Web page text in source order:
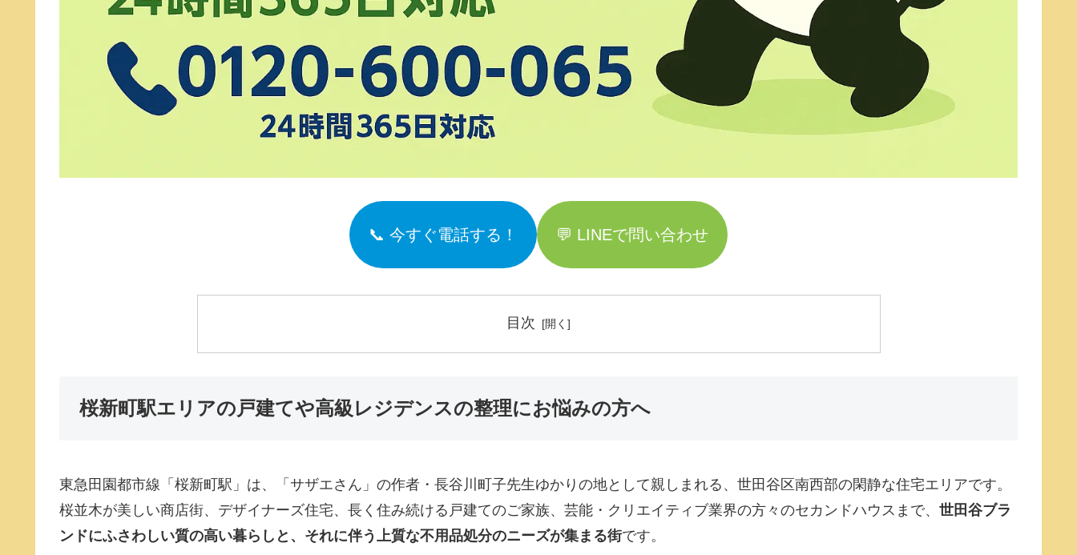
📞 今すぐ電話する！ 💬 LINEで問い合わせ
目次
桜新町駅エリアの戸建てや高級レジデンスの整理にお悩みの方へ
東急田園都市線「桜新町駅」は、「サザエさん」の作者・長谷川町子先生ゆかりの地として親しまれる、世田谷区南西部の閑静な住宅エリアです。
桜並木が美しい商店街、デザイナーズ住宅、長く住み続ける戸建てのご家族、芸能・クリエイティブ業界の方々のセカンドハウスまで、 世田谷ブラ
ンドにふさわしい質の高い暮らしと、それに伴う上質な不用品処分のニーズが集まる街です。